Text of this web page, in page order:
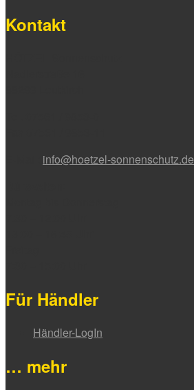
Kontakt
info@hoetzel-sonnenschutz.de
Für Händler
Händler-LogIn
… mehr